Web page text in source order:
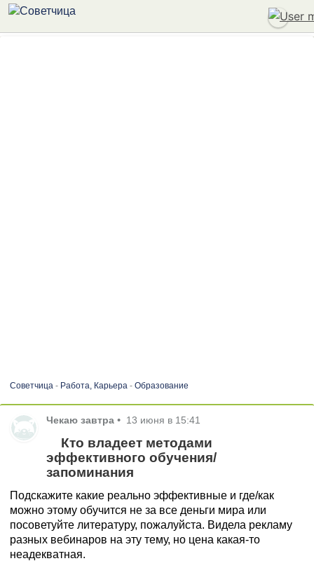
Советчица- Работа, Карьера- Образование
Чекаю завтра • 13 июня в 15:41
Кто владеет методами
эффективного обучения/
запоминания
Подскажите какие реально эффективные и где/как
можно этому обучится не за все деньги мира или
посоветуйте литературу, пожалуйста. Видела рекламу
разных вебинаров на эту тему, но цена какая-то
неадекватная.